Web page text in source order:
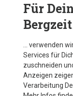
Für
… verwenden
Services für
zuschneiden
Anzeigen
Verarbeitung